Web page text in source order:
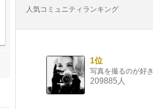
人気コミュニティランキング
1位
写真を撮るのが好き
209885人